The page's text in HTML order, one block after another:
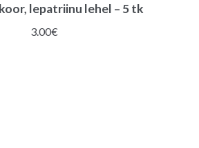
lepatriinu lehel – 5 tk
3.00€